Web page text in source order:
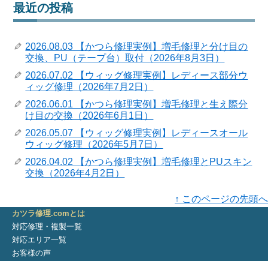
最近の投稿
2026.08.03 【かつら修理実例】増毛修理と分け目の
交換、PU（テープ台）取付（2026年8月3日）
2026.07.02 【ウィッグ修理実例】レディース部分ウ
ィッグ修理（2026年7月2日）
2026.06.01 【かつら修理実例】増毛修理と生え際分
け目の交換（2026年6月1日）
2026.05.07 【ウィッグ修理実例】レディースオール
ウィッグ修理（2026年5月7日）
2026.04.02 【かつら修理実例】増毛修理とPUスキン
交換（2026年4月2日）
↑ このページの先頭へ
カツラ修理.comとは
対応修理・複製一覧
対応エリア一覧
お客様の声